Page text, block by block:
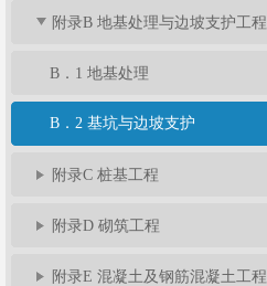
附录B 地基处理与边坡支护工程
B．1 地基处理
B．2 基坑与边坡支护
附录C 桩基工程
附录D 砌筑工程
附录E 混凝土及钢筋混凝土工程